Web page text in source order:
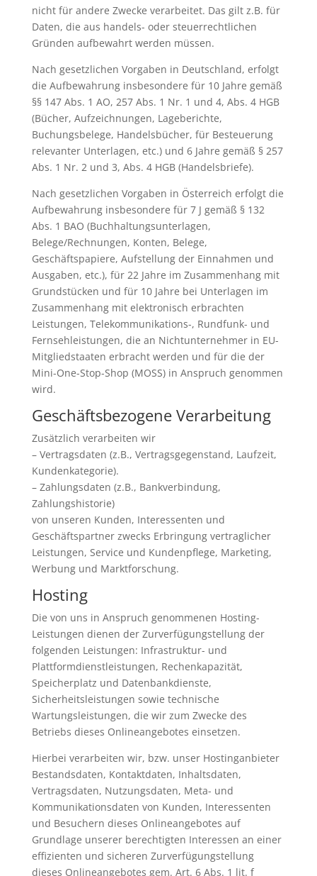
nicht für andere Zwecke verarbeitet. Das gilt z.B. für
Daten, die aus handels- oder steuerrechtlichen
Gründen aufbewahrt werden müssen.
Nach gesetzlichen Vorgaben in Deutschland, erfolgt
die Aufbewahrung insbesondere für 10 Jahre gemäß
§§ 147 Abs. 1 AO, 257 Abs. 1 Nr. 1 und 4, Abs. 4 HGB
(Bücher, Aufzeichnungen, Lageberichte,
Buchungsbelege, Handelsbücher, für Besteuerung
relevanter Unterlagen, etc.) und 6 Jahre gemäß § 257
Abs. 1 Nr. 2 und 3, Abs. 4 HGB (Handelsbriefe).
Nach gesetzlichen Vorgaben in Österreich erfolgt die
Aufbewahrung insbesondere für 7 J gemäß § 132
Abs. 1 BAO (Buchhaltungsunterlagen,
Belege/Rechnungen, Konten, Belege,
Geschäftspapiere, Aufstellung der Einnahmen und
Ausgaben, etc.), für 22 Jahre im Zusammenhang mit
Grundstücken und für 10 Jahre bei Unterlagen im
Zusammenhang mit elektronisch erbrachten
Leistungen, Telekommunikations-, Rundfunk- und
Fernsehleistungen, die an Nichtunternehmer in EU-
Mitgliedstaaten erbracht werden und für die der
Mini-One-Stop-Shop (MOSS) in Anspruch genommen
wird.
Geschäftsbezogene Verarbeitung
Zusätzlich verarbeiten wir
– Vertragsdaten (z.B., Vertragsgegenstand, Laufzeit,
Kundenkategorie).
– Zahlungsdaten (z.B., Bankverbindung,
Zahlungshistorie)
von unseren Kunden, Interessenten und
Geschäftspartner zwecks Erbringung vertraglicher
Leistungen, Service und Kundenpflege, Marketing,
Werbung und Marktforschung.
Hosting
Die von uns in Anspruch genommenen Hosting-
Leistungen dienen der Zurverfügungstellung der
folgenden Leistungen: Infrastruktur- und
Plattformdienstleistungen, Rechenkapazität,
Speicherplatz und Datenbankdienste,
Sicherheitsleistungen sowie technische
Wartungsleistungen, die wir zum Zwecke des
Betriebs dieses Onlineangebotes einsetzen.
Hierbei verarbeiten wir, bzw. unser Hostinganbieter
Bestandsdaten, Kontaktdaten, Inhaltsdaten,
Vertragsdaten, Nutzungsdaten, Meta- und
Kommunikationsdaten von Kunden, Interessenten
und Besuchern dieses Onlineangebotes auf
Grundlage unserer berechtigten Interessen an einer
effizienten und sicheren Zurverfügungstellung
dieses Onlineangebotes gem. Art. 6 Abs. 1 lit. f